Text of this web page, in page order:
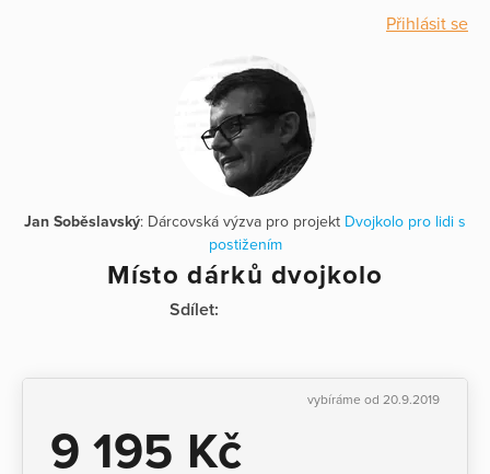
Přihlásit se
Jan Soběslavský: Dárcovská výzva pro projekt Dvojkolo pro lidi s
postižením
Místo dárků dvojkolo
Sdílet:
vybíráme od 20.9.2019
9 195 Kč